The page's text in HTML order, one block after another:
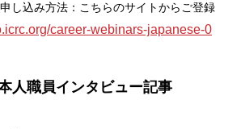
申し込み方法：こちらのサイトからご登録
career-webinars-japanese-0
人職員インタビュー記事